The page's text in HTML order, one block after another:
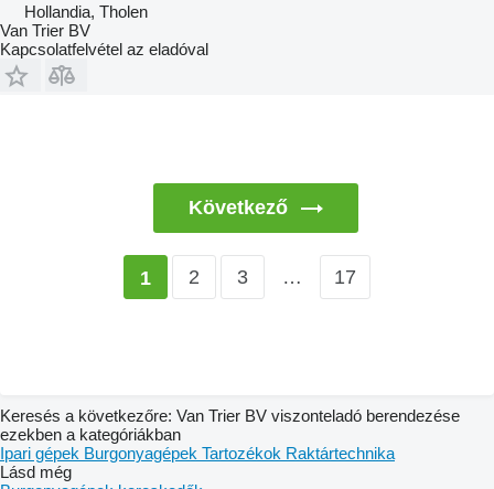
Hollandia, Tholen
Van Trier BV
Kapcsolatfelvétel az eladóval
Következő
1 2 3 … 17
Keresés a következőre: Van Trier BV viszonteladó berendezése
ezekben a kategóriákban
Ipari gépek Burgonyagépek Tartozékok Raktártechnika
Lásd még